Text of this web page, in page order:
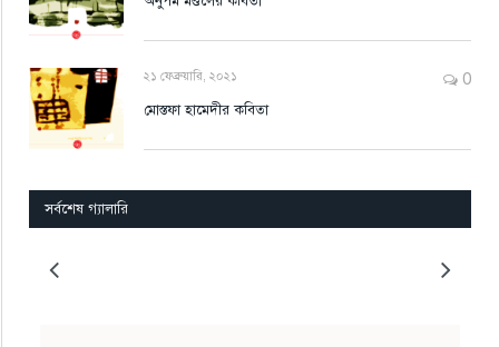
২১ ফেব্রুয়ারি, ২০২১ 0
মোস্তফা হামেদীর কবিতা
সর্বশেষ গ্যালারি